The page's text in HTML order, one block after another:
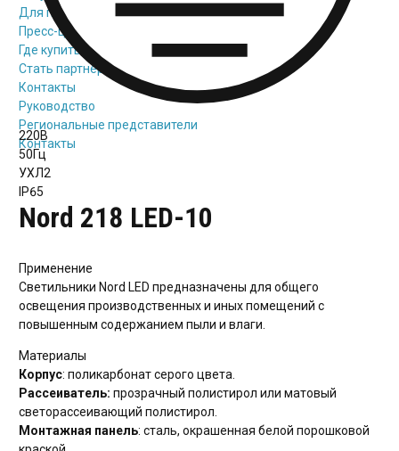
Для проектировщиков
Пресс-центр
Где купить
Стать партнёром
Контакты
Руководство
Региональные представители
Контакты
220В
50Гц
УХЛ2
IP65
Nord 218 LED-10
Применение
Светильники Nord LED предназначены для общего
освещения производственных и иных помещений с
повышенным содержанием пыли и влаги.
Материалы
Корпус: поликарбонат серого цвета.
Рассеиватель: прозрачный полистирол или матовый
светорассеивающий полистирол.
Монтажная панель: сталь, окрашенная белой порошковой